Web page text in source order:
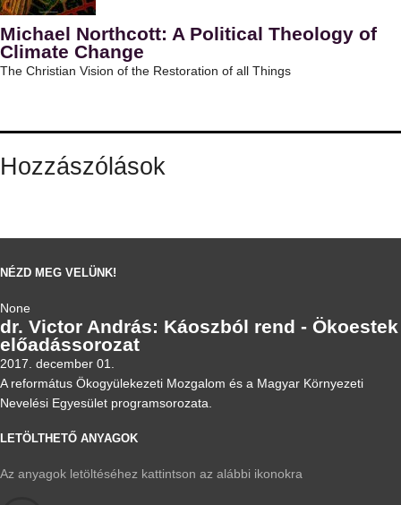
Michael Northcott: A Political Theology of
Climate Change
The Christian Vision of the Restoration of all Things
Hozzászólások
NÉZD MEG VELÜNK!
None
dr. Victor András: Káoszból rend - Ökoestek
előadássorozat
2017. december 01.
A református Ökogyülekezeti Mozgalom és a Magyar Környezeti
Nevelési Egyesület programsorozata.
LETÖLTHETŐ ANYAGOK
Az anyagok letöltéséhez kattintson az alábbi ikonokra